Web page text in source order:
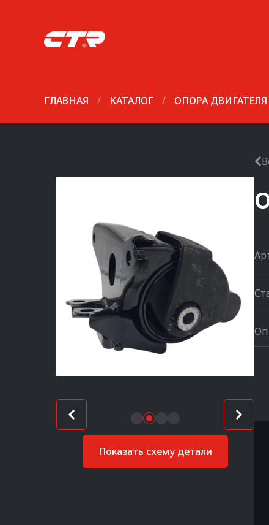
ГЛАВНАЯ / КАТАЛОГ / ОПОРА ДВИГАТЕЛЯ
Показать схему детали